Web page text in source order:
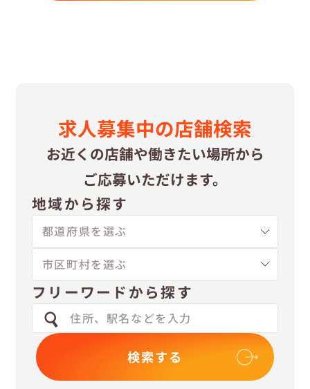
求⼈募集中の店舗検索
お近くの店舗や働きたい場所から
ご応募いただけます。
地域から探す
フリーワードから探す
検索する